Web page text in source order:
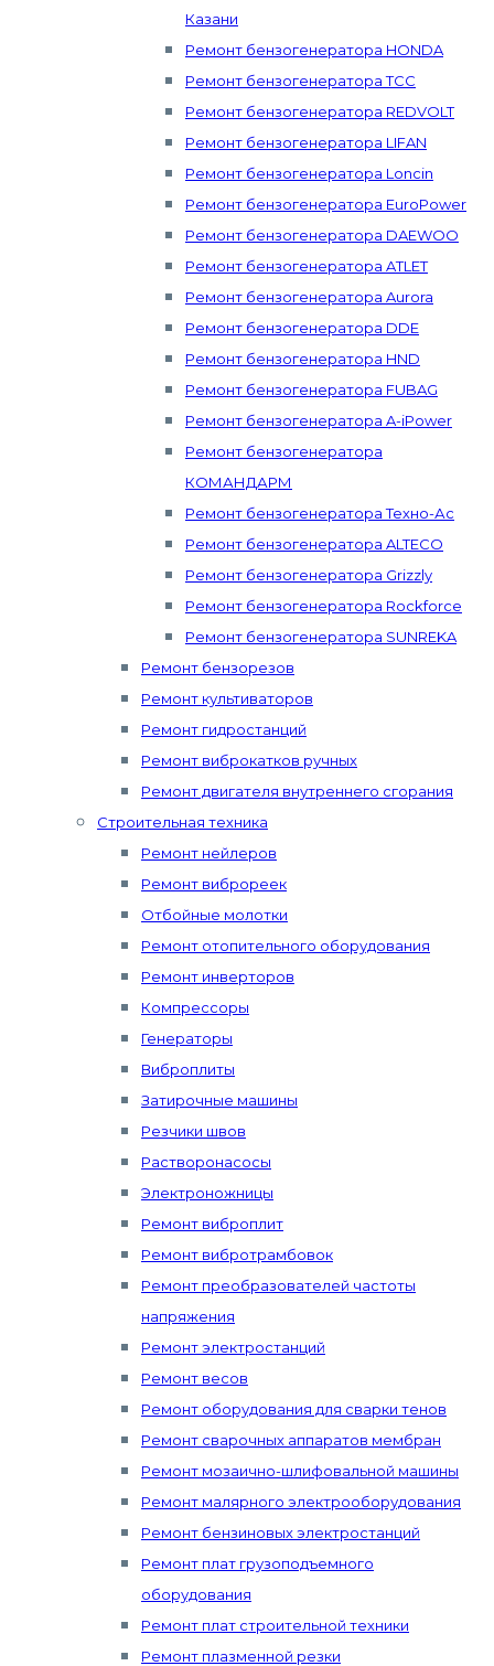
Казани
Ремонт бензогенератора HONDA
Ремонт бензогенератора ТСС
Ремонт бензогенератора REDVOLT
Ремонт бензогенератора LIFAN
Ремонт бензогенератора Loncin
Ремонт бензогенератора EuroPower
Ремонт бензогенератора DAEWOO
Ремонт бензогенератора ATLET
Ремонт бензогенератора Aurora
Ремонт бензогенератора DDE
Ремонт бензогенератора HND
Ремонт бензогенератора FUBAG
Ремонт бензогенератора A-iPower
Ремонт бензогенератора
КОМАНДАРМ
Ремонт бензогенератора Техно-Ас
Ремонт бензогенератора ALTECO
Ремонт бензогенератора Grizzly
Ремонт бензогенератора Rockforce
Ремонт бензогенератора SUNREKA
Ремонт бензорезов
Ремонт культиваторов
Ремонт гидростанций
Ремонт виброкатков ручных
Ремонт двигателя внутреннего сгорания
Строительная техника
Ремонт нейлеров
Ремонт виброреек
Отбойные молотки
Ремонт отопительного оборудования
Ремонт инверторов
Компрессоры
Генераторы
Виброплиты
Затирочные машины
Резчики швов
Растворонасосы
Электроножницы
Ремонт виброплит
Ремонт вибротрамбовок
Ремонт преобразователей частоты
напряжения
Ремонт электростанций
Ремонт весов
Ремонт оборудования для сварки тенов
Ремонт сварочных аппаратов мембран
Ремонт мозаично-шлифовальной машины
Ремонт малярного электрооборудования
Ремонт бензиновых электростанций
Ремонт плат грузоподъемного
оборудования
Ремонт плат строительной техники
Ремонт плазменной резки